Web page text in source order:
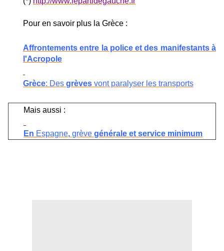
Pour en savoir plus la Grèce :
Affrontements entre la police et des manifestants à
l'Acropole
Grèce: Des grèves vont paralyser les transports
Mais aussi :
En Espagne, grève générale et service minimum